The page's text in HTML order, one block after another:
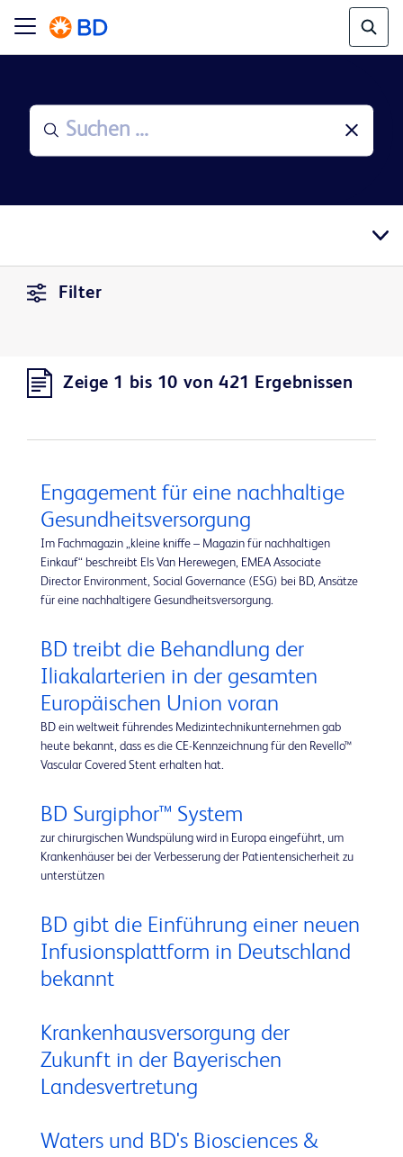
Filter
Zeige 1 bis 10 von 421 Ergebnissen
Engagement für eine nachhaltige
Gesundheitsversorgung
Im Fachmagazin „kleine kniffe – Magazin für nachhaltigen
Einkauf“ beschreibt Els Van Herewegen, EMEA Associate
Director Environment, Social Governance (ESG) bei BD, Ansätze
für eine nachhaltigere Gesundheitsversorgung.
BD treibt die Behandlung der
Iliakalarterien in der gesamten
Europäischen Union voran
BD ein weltweit führendes Medizintechnikunternehmen gab
heute bekannt, dass es die CE-Kennzeichnung für den Revello™
Vascular Covered Stent erhalten hat.
BD Surgiphor™ System
zur chirurgischen Wundspülung wird in Europa eingeführt, um
Krankenhäuser bei der Verbesserung der Patientensicherheit zu
unterstützen
BD gibt die Einführung einer neuen
Infusionsplattform in Deutschland
bekannt
Krankenhausversorgung der
Zukunft in der Bayerischen
Landesvertretung
Waters und BD's Biosciences &